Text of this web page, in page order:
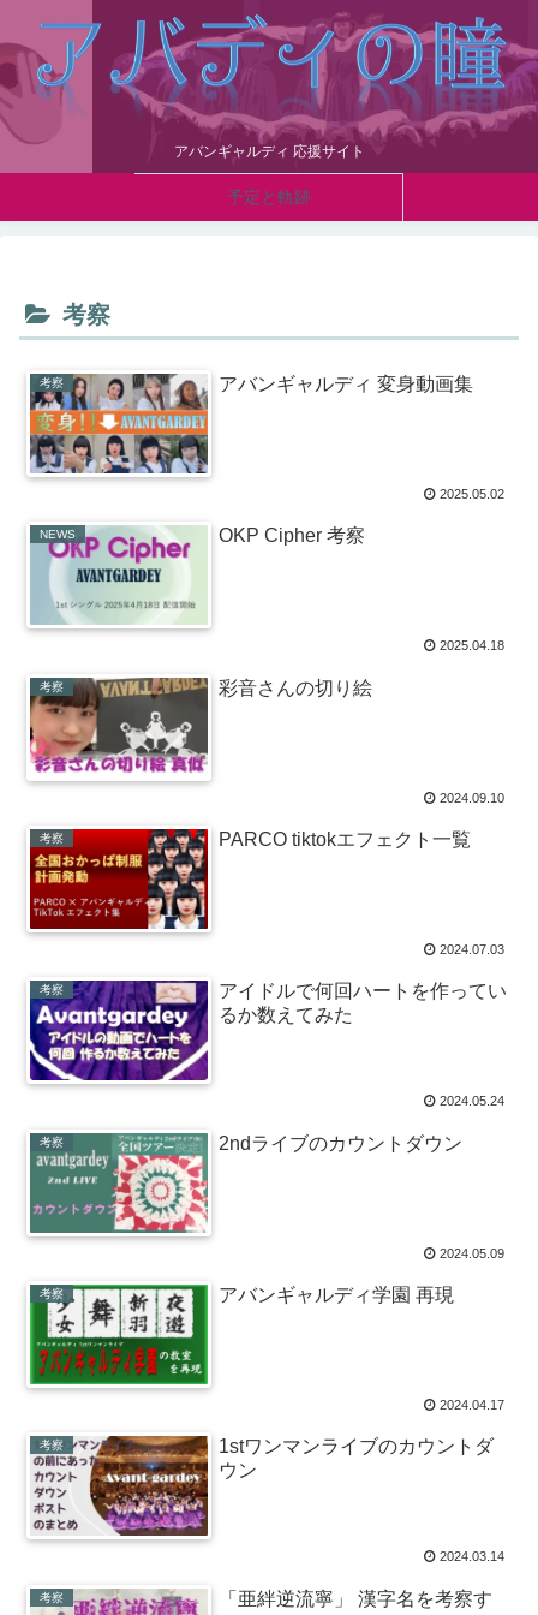
アバンギャルディ 応援サイト
予定と軌跡
考察
考察 アバンギャルディ 変身動画集
2025.05.02
NEWS OKP Cipher 考察
2025.04.18
考察 彩音さんの切り絵
2024.09.10
考察 PARCO tiktokエフェクト一覧
2024.07.03
考察
アイドルで何回ハートを作ってい
るか数えてみた
2024.05.24
考察 2ndライブのカウントダウン
2024.05.09
考察 アバンギャルディ学園 再現
2024.04.17
考察
1stワンマンライブのカウントダ
ウン
2024.03.14
考察
「亜絆逆流寧」 漢字名を考察す